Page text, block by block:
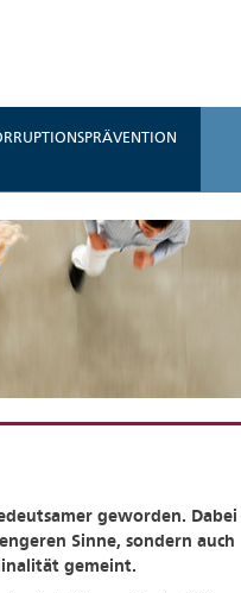
geworden. Dabei
Sinne, sondern auch
gemeint.